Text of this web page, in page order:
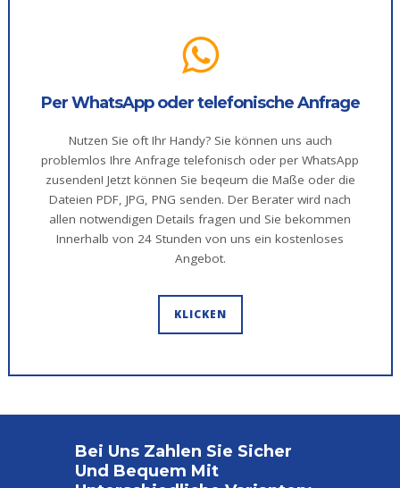
Per WhatsApp oder telefonische Anfrage
Nutzen Sie oft Ihr Handy? Sie können uns auch
problemlos Ihre Anfrage telefonisch oder per WhatsApp
zusenden! Jetzt können Sie beqeum die Maße oder die
Dateien PDF, JPG, PNG senden. Der Berater wird nach
allen notwendigen Details fragen und Sie bekommen
Innerhalb von 24 Stunden von uns ein kostenloses
Angebot.
KLICKEN
Bei Uns Zahlen Sie Sicher
Und Bequem Mit